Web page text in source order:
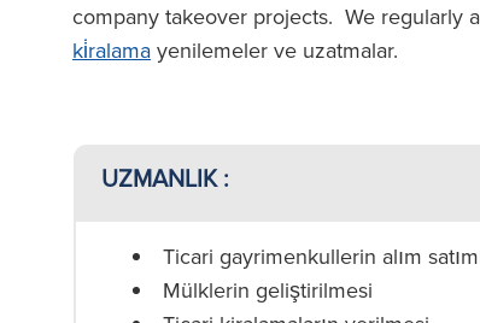
company takeover projects. We regularly
ki̇ralama yenilemeler ve uzatmalar.
UZMANLIK :
Ticari gayrimenkullerin alım
Mülklerin geliştirilmesi